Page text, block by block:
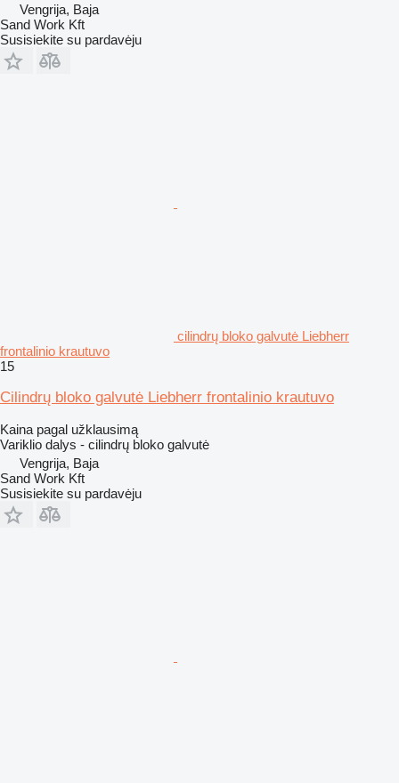
Vengrija, Baja
Sand Work Kft
Susisiekite su pardavėju
cilindrų bloko galvutė Liebherr
frontalinio krautuvo
15
Cilindrų bloko galvutė Liebherr frontalinio krautuvo
Kaina pagal užklausimą
Variklio dalys - cilindrų bloko galvutė
Vengrija, Baja
Sand Work Kft
Susisiekite su pardavėju